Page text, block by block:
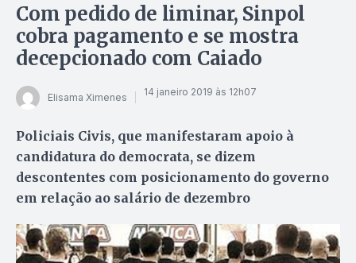
Com pedido de liminar, Sinpol
cobra pagamento e se mostra
decepcionado com Caiado
Elisama Ximenes 14 janeiro 2019 às 12h07
Policiais Civis, que manifestaram apoio à
candidatura do democrata, se dizem
descontentes com posicionamento do governo
em relação ao salário de dezembro